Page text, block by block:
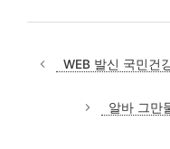
WEB 발신 국민건
알바 그만